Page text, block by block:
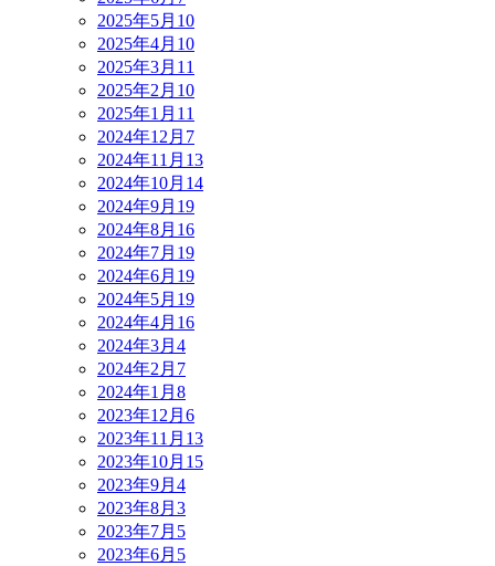
2025年5月 10
2025年4月 10
2025年3月 11
2025年2月 10
2025年1月 11
2024年12月 7
2024年11月 13
2024年10月 14
2024年9月 19
2024年8月 16
2024年7月 19
2024年6月 19
2024年5月 19
2024年4月 16
2024年3月 4
2024年2月 7
2024年1月 8
2023年12月 6
2023年11月 13
2023年10月 15
2023年9月 4
2023年8月 3
2023年7月 5
2023年6月 5